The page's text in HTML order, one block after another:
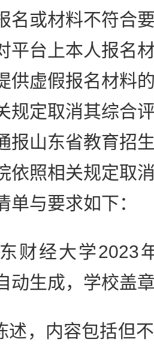
名或材料不符合
平台上本人报名
供虚假报名材料
规定取消其综合
报山东省教育招
依照相关规定取
单与要求如下：
经大学2023
动生成，学校盖
，内容包括但不